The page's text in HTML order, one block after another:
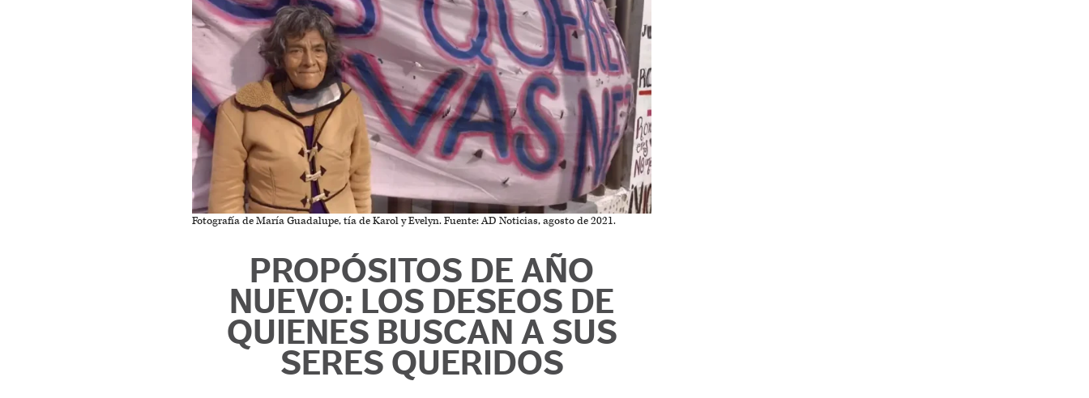
Fotografía de María Guadalupe, tía de Karol y Evelyn. Fuente: AD Noticias, agosto de 2021.
PROPÓSITOS DE AÑO
NUEVO: LOS DESEOS DE
QUIENES BUSCAN A SUS
SERES QUERIDOS